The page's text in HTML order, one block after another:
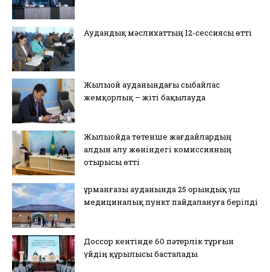
Аудандық мәслихаттың 12-сессиясы өтті
Жылыой ауданындағы сыбайлас
жемқорлық – жіті бақылауда
Жылыойда төтенше жағдайлардың
алдын алу жөніндегі комиссияның
отырысы өтті
Құрманғазы ауданында 25 орындық үш
медициналық пункт пайдалануға берілді
Доссор кентінде 60 пәтерлік тұрғын
үйдің құрылысы басталады